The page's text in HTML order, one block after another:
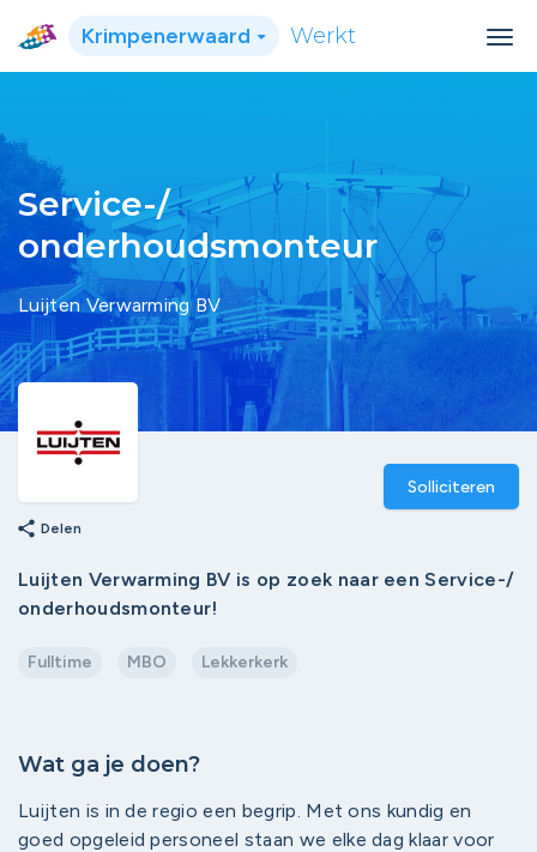
Krimpenerwaard Werkt
Service-/
onderhoudsmonteur
Luijten Verwarming BV
Solliciteren
share Delen
Luijten Verwarming BV is op zoek naar een Service-/
onderhoudsmonteur!
Fulltime MBO Lekkerkerk
Wat ga je doen?
Luijten is in de regio een begrip. Met ons kundig en
goed opgeleid personeel staan we elke dag klaar voor